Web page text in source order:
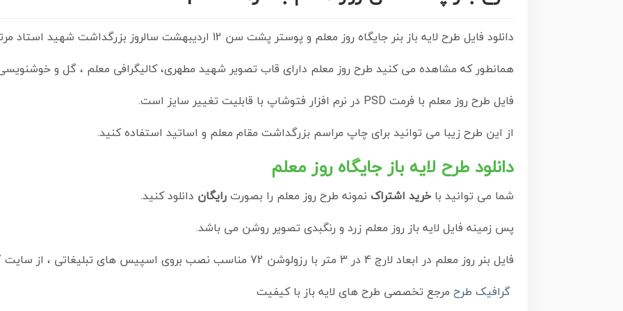
دانلود فایل طرح لایه باز بنر جایگاه روز معلم و پوستر پشت سن 12 اردیبهشت سالروز بزرگداشت شهید استاد مرتضی مطهری
همانطور که مشاهده می کنید طرح روز معلم دارای قاب تصویر شهید مطهری، کالیگرافی معلم ، گل و
فایل طرح روز معلم با فرمت PSD در نرم افزار فتوشاپ با قابلیت تغییر سایز است.
از این طرح زیبا می توانید برای چاپ مراسم بزرگداشت مقام معلم و اساتید استفاده کنید.
دانلود طرح لایه باز جایگاه روز معلم
شما می توانید با خرید اشتراک نمونه طرح روز معلم را بصورت رایگان دانلود کنید.
پس زمینه فایل لایه باز روز معلم زرد و رنگبدی تصویر روشن می باشد.
فایل بنر روز معلم در ابعاد لارج 4 در 3 متر با رزولوشن 72 مناسب نصب بروی اسپیس های تبلیغاتی ، از سایت
گرافیک طرح مرجع تخصصی طرح های لایه باز با کیفیت